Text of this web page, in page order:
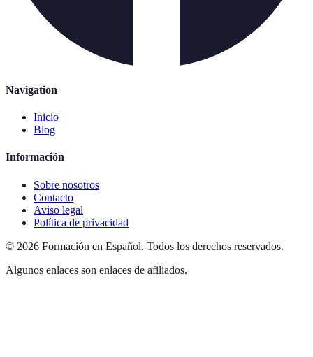
Navigation
Inicio
Blog
Información
Sobre nosotros
Contacto
Aviso legal
Política de privacidad
© 2026 Formación en Español. Todos los derechos reservados.
Algunos enlaces son enlaces de afiliados.